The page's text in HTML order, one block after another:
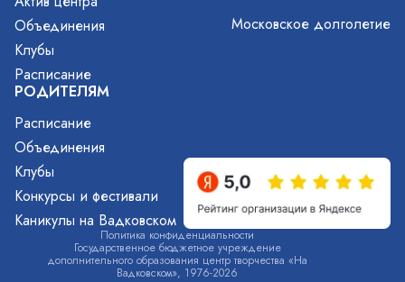
Объединения
Клубы
Расписание
РОДИТЕЛЯМ
Расписание
Объединения
Клубы
Конкурсы и фестивали
Каникулы на Вадковском
Московское долголетие
Государственное бюджетное учреждение
дополнительного образования центр творчества «На
Вадковском», 1976-2026
Политика конфиденциальности